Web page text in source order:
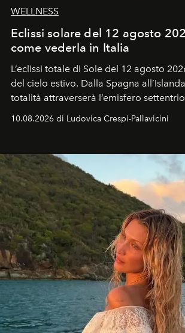
WELLNESS
Eclissi solare del 12 agosto
come vederla in Italia
L’eclissi totale di Sole del 12 agosto
del cielo estivo. Dalla Spagna
totalità attraverserà l’emisfero
Italia il fenomeno sarà parziale ma
spettacolare al Nord. Orari, città
10.08.2026 di Ludovica Crespi-Pallavicini